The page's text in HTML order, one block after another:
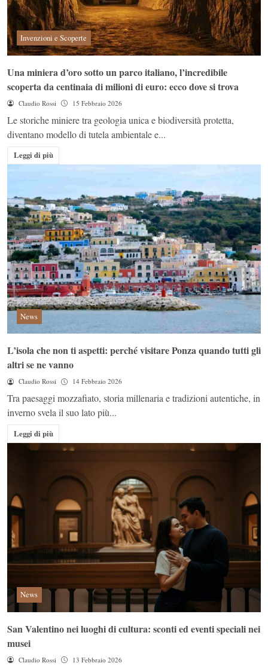
Invenzioni e Scoperte
Una miniera d’oro sotto un parco italiano, l’incredibile
scoperta da centinaia di milioni di euro: ecco dove si trova
Claudio Rossi 15 Febbraio 2026
Le storiche miniere tra geologia unica e biodiversità protetta,
diventano modello di tutela ambientale e...
Leggi di più
News
L’isola che non ti aspetti: perché visitare Ponza quando tutti gli
altri se ne vanno
Claudio Rossi 14 Febbraio 2026
Tra paesaggi mozzafiato, storia millenaria e tradizioni autentiche, in
inverno svela il suo lato più...
Leggi di più
News
San Valentino nei luoghi di cultura: sconti ed eventi speciali nei
musei
Claudio Rossi 13 Febbraio 2026